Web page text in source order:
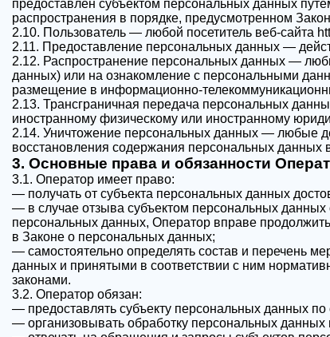
предоставлен субъектом персональных данных
распространения в порядке, предусмотренном
2.10. Пользователь — любой посетитель веб-сайта
2.11. Предоставление персональных данных —
2.12. Распространение персональных данных —
данных) или на ознакомление с персональными
размещение в информационно-
2.13. Трансграничная передача персональных
иностранному физическому или иностранному
2.14. Уничтожение персональных данных — любые
восстановления содержания персональных
3. Основные права и обязанности
3.1. Оператор имеет право:
— получать от субъекта персональных данных
— в случае отзыва субъектом персональных
персональных данных, Оператор вправе
в Законе о персональных данных;
— самостоятельно определять состав и перечень
данных и принятыми в соответствии с ним
законами.
3.2. Оператор обязан:
— предоставлять субъекту персональных данных
— организовывать обработку персональных